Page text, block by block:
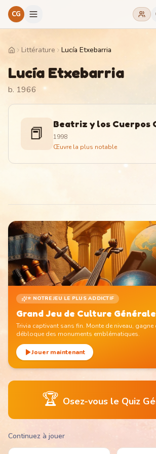
CG
HomeLittérature Lucía Etxebarria
Lucía Etxebarria
b. 1966
📕 Beatriz y los Cuerpos
1998
Œuvre la plus notable
⭐ NOTRE JEU LE PLUS ADDICTIF
Grand Jeu de Culture Générale
Trivia captivant sans fin. Monte de niveau, gagne
débloque des monuments emblématiques.
Jouer maintenant
🏆 Osez-vous le Quiz
Continuez à jouer